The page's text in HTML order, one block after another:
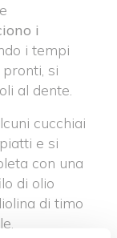
i
i tempi
si
al dente.
cucchiai
e si
con una
di olio
di timo